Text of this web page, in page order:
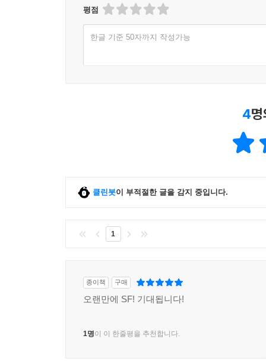
2차 나선정벌에 참여했던 함경북도 첨사 신유(
조선군은 러시아라는 국가가 존재한다는 사실
8명의 전사자와 26명의 부상자가 발생한다. 신
신유에게는 2차 나선정벌 전투가 승리로 끝난
러시아군의 시베리아 기지로 진격하고 싶어 했
돌아가기를 원했다. 신유는 일주일에 걸쳐 청
러시아와 조선이 이미 공식적으로 역사에 남은 접
완벽한 이야기이기도 하다. 1차 나선정벌을
전투방식도 전부 다른 러시아의 군대를 처음 마
그리고 군인으로서 무기에 관심을 보여 비싼 털
평점
한글 기준 50자까지 작성가능
4
클린봇이 부적절한 글을 감지 중입니다.
1
종이책 구매
오랜만에 SF! 기대됩니다!
1명이 이 한줄평을 추천합니다.